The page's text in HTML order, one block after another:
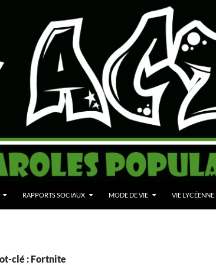
RAPPORTS SOCIAUX MODE DE VIE VIE LYCÉENNE
clé : Fortnite